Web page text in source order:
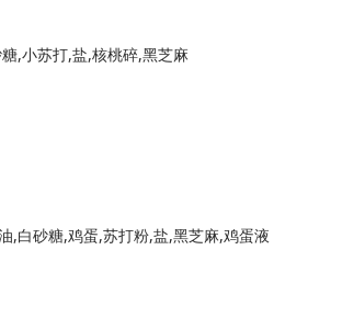
,小苏打,盐,核桃碎,黑芝麻
,白砂糖,鸡蛋,苏打粉,盐,黑芝麻,鸡蛋液